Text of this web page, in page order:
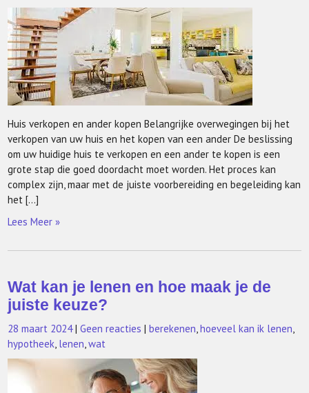
Huis verkopen en ander kopen Belangrijke overwegingen bij het
verkopen van uw huis en het kopen van een ander De beslissing
om uw huidige huis te verkopen en een ander te kopen is een
grote stap die goed doordacht moet worden. Het proces kan
complex zijn, maar met de juiste voorbereiding en begeleiding kan
het […]
Lees Meer »
Wat kan je lenen en hoe maak je de
juiste keuze?
28 maart 2024 |Geen reacties |berekenen,hoeveel kan ik lenen,
hypotheek, lenen,wat